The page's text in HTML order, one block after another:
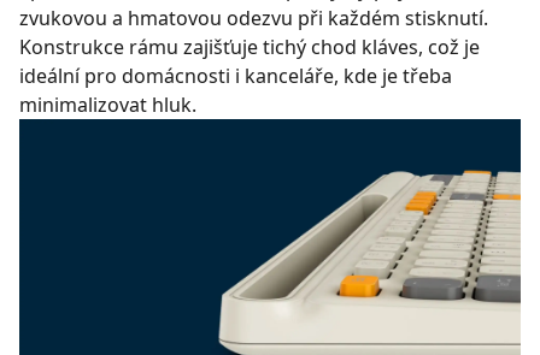
zvukovou a hmatovou odezvu při každém stisknutí.
Konstrukce rámu zajišťuje tichý chod kláves, což je
ideální pro domácnosti i kanceláře, kde je třeba
minimalizovat hluk.